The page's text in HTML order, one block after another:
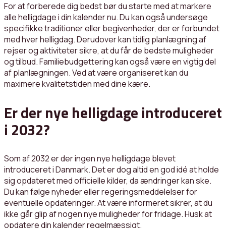
For at forberede dig bedst bør du starte med at markere
alle helligdage i din kalender nu. Du kan også undersøge
specifikke traditioner eller begivenheder, der er forbundet
med hver helligdag. Derudover kan tidlig planlægning af
rejser og aktiviteter sikre, at du får de bedste muligheder
og tilbud. Familiebudgettering kan også være en vigtig del
af planlægningen. Ved at være organiseret kan du
maximere kvalitetstiden med dine kære.
Er der nye helligdage introduceret
i 2032?
Som af 2032 er der ingen nye helligdage blevet
introduceret i Danmark. Det er dog altid en god idé at holde
sig opdateret med officielle kilder, da ændringer kan ske.
Du kan følge nyheder eller regeringsmeddelelser for
eventuelle opdateringer. At være informeret sikrer, at du
ikke går glip af nogen nye muligheder for fridage. Husk at
opdatere din kalender regelmæssigt.